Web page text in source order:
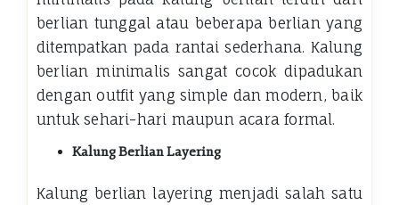
berlian tunggal atau beberapa berlian yang
ditempatkan pada rantai sederhana. Kalung
berlian minimalis sangat cocok dipadukan
dengan outfit yang simple dan modern, baik
untuk sehari-hari maupun acara formal.
Kalung Berlian Layering
Kalung berlian layering menjadi salah satu